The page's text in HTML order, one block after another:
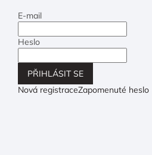
E-mail
Heslo
PŘIHLÁSIT SE
Nová registraceZapomenuté heslo